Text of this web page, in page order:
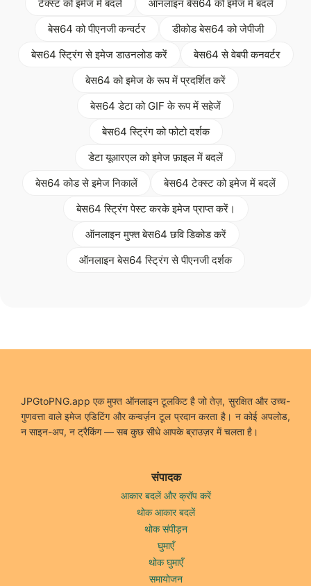
टेक्स्ट को इमेज में बदलें
ऑनलाइन बेस64 को इमेज में बदलें
बेस64 को पीएनजी कन्वर्टर
डीकोड बेस64 को जेपीजी
बेस64 स्ट्रिंग से इमेज डाउनलोड करें
बेस64 से वेबपी कनवर्टर
बेस64 को इमेज के रूप में प्रदर्शित करें
बेस64 डेटा को GIF के रूप में सहेजें
बेस64 स्ट्रिंग को फोटो दर्शक
डेटा यूआरएल को इमेज फ़ाइल में बदलें
बेस64 कोड से इमेज निकालें
बेस64 टेक्स्ट को इमेज में बदलें
बेस64 स्ट्रिंग पेस्ट करके इमेज प्राप्त करें।
ऑनलाइन मुफ्त बेस64 छवि डिकोड करें
ऑनलाइन बेस64 स्ट्रिंग से पीएनजी दर्शक
JPGtoPNG.app एक मुफ्त ऑनलाइन टूलकिट है जो तेज़, सुरक्षित और उच्च-
गुणवत्ता वाले इमेज एडिटिंग और कन्वर्ज़न टूल प्रदान करता है। न कोई अपलोड,
न साइन-अप, न ट्रैकिंग — सब कुछ सीधे आपके ब्राउज़र में चलता है।
संपादक
आकार बदलें और क्रॉप करें
थोक आकार बदलें
थोक संपीड़न
घुमाएँ
थोक घुमाएँ
समायोजन